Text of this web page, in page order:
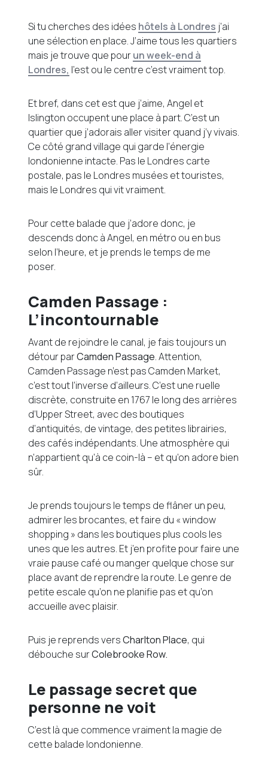
Si tu cherches des idées hôtels à Londres j’ai
une sélection en place. J’aime tous les quartiers
mais je trouve que pourun week-end à
Londres, l’est ou le centre c’est vraiment top.
Et bref, dans cet est que j’aime, Angel et
Islington occupent une place à part. C’est un
quartier que j’adorais aller visiter quand j’y vivais.
Ce côté grand village qui garde l’énergie
londonienne intacte. Pas le Londres carte
postale, pas le Londres musées et touristes,
mais le Londres qui vit vraiment.
Pour cette balade que j’adore donc, je
descends donc à Angel, en métro ou en bus
selon l’heure, et je prends le temps de me
poser.
Camden Passage :
L’incontournable
Avant de rejoindre le canal, je fais toujours un
détour parCamden Passage. Attention,
Camden Passage n’est pas Camden Market,
c’est tout l’inverse d’ailleurs. C’est une ruelle
discrète, construite en 1767 le long des arrières
d’Upper Street, avec des boutiques
d’antiquités, de vintage, des petites librairies,
des cafés indépendants. Une atmosphère qui
n’appartient qu’à ce coin-là – et qu’on adore bien
sûr.
Je prends toujours le temps de flâner un peu,
admirer les brocantes, et faire du « window
shopping » dans les boutiques plus cools les
unes que les autres. Et j’en profite pour faire une
vraie pause café ou manger quelque chose sur
place avant de reprendre la route. Le genre de
petite escale qu’on ne planifie pas et qu’on
accueille avec plaisir.
Puis je reprends versCharlton Place, qui
débouche surColebrooke Row.
Le passage secret que
personne ne voit
C’est là que commence vraiment la magie de
cette balade londonienne.